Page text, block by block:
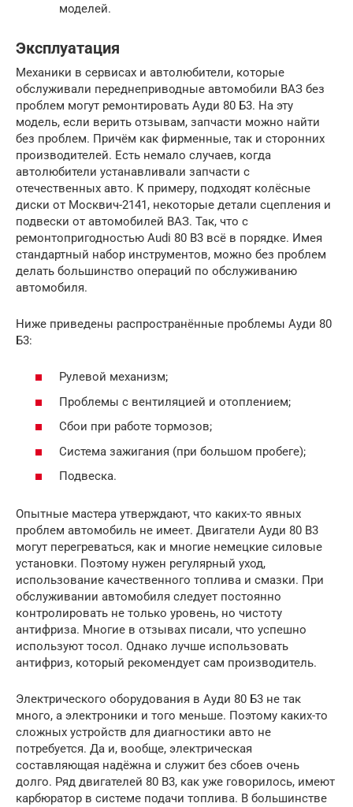
моделей.
Эксплуатация
Механики в сервисах и автолюбители, которые
обслуживали переднеприводные автомобили ВАЗ без
проблем могут ремонтировать Ауди 80 Б3. На эту
модель, если верить отзывам, запчасти можно найти
без проблем. Причём как фирменные, так и сторонних
производителей. Есть немало случаев, когда
автолюбители устанавливали запчасти с
отечественных авто. К примеру, подходят колёсные
диски от Москвич-2141, некоторые детали сцепления и
подвески от автомобилей ВАЗ. Так, что с
ремонтопригодностью Audi 80 B3 всё в порядке. Имея
стандартный набор инструментов, можно без проблем
делать большинство операций по обслуживанию
автомобиля.
Ниже приведены распространённые проблемы Ауди 80
Б3:
Рулевой механизм;
Проблемы с вентиляцией и отоплением;
Сбои при работе тормозов;
Система зажигания (при большом пробеге);
Подвеска.
Опытные мастера утверждают, что каких-то явных
проблем автомобиль не имеет. Двигатели Ауди 80 B3
могут перегреваться, как и многие немецкие силовые
установки. Поэтому нужен регулярный уход,
использование качественного топлива и смазки. При
обслуживании автомобиля следует постоянно
контролировать не только уровень, но чистоту
антифриза. Многие в отзывах писали, что успешно
используют тосол. Однако лучше использовать
антифриз, который рекомендует сам производитель.
Электрического оборудования в Ауди 80 Б3 не так
много, а электроники и того меньше. Поэтому каких-то
сложных устройств для диагностики авто не
потребуется. Да и, вообще, электрическая
составляющая надёжна и служит без сбоев очень
долго. Ряд двигателей 80 B3, как уже говорилось, имеют
карбюратор в системе подачи топлива. В большинстве